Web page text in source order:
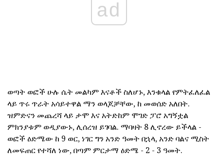
ad
ወጣት ወፎች ሁሉ ሴት መልካም እናቶች ስለሆኑ, እንቁላል የምትፈለፈል
ላይ ጥሩ ጥራት አሳይተዋል ማን ወላጆቻቸው, ከ መወሰድ አለበት.
ዝምድናን መጨረሻ ላይ ታሞ እና አትድከም ሞገድ ፓሮ አግኝቷል
ምክንያቱም ወዲያውኑ, ሊሰረዝ ይገባል. ማባዛት 8 ሊኖረው ይችላል -
ወፎች ዕድሜው ከ 9 ወር, ነገር ግን አንድ ዓመት በኋላ, አንድ ባልና ሚስት
ለመፍጠር የተሻለ ነው, በጣም ምርታማ ዕድሜ - 2 - 3 ዓመት.